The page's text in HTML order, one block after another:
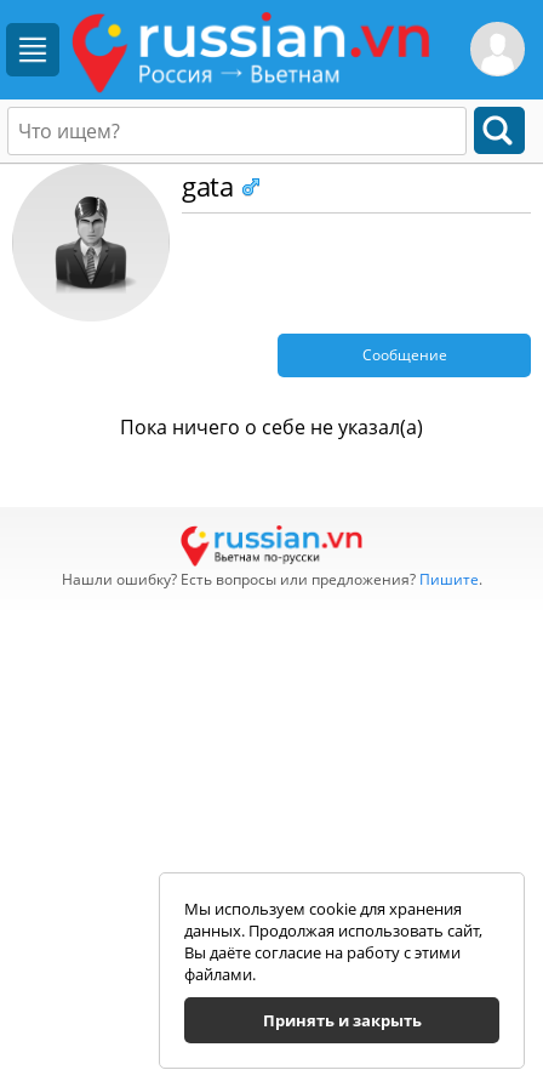
gata
Сообщение
Пока ничего о себе не указал(а)
Нашли ошибку? Есть вопросы или предложения? Пишите.
Мы используем cookie для хранения
данных. Продолжая использовать сайт,
Вы даёте согласие на работу с этими
файлами.
Принять и закрыть